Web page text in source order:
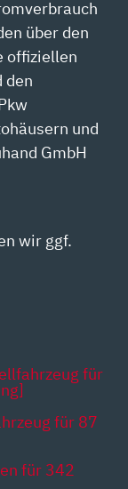
über den
offiziellen
den
und
GmbH
wir ggf.
für
für 87
für 342